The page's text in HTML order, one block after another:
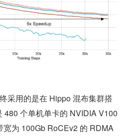
采用的是在 Hippo 混布集群搭
个单机单卡的 NVIDIA V100
为 100Gb RoCEv2 的 RDMA